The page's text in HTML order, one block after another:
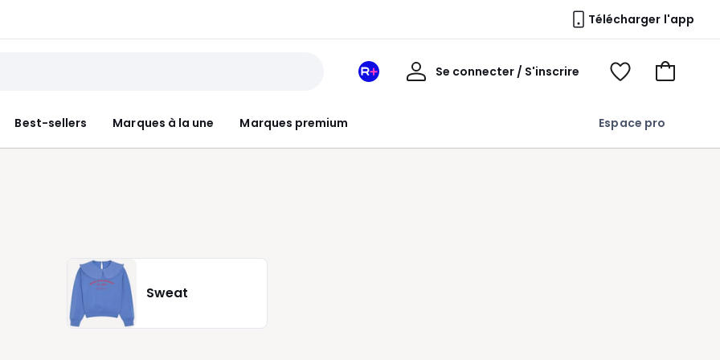
Télécharger l'app
Best-sellers Marques à la une Marques premium Espace pro
Mon
Se connecter / S'inscrire
Mon
Voir
Voir
Sweat